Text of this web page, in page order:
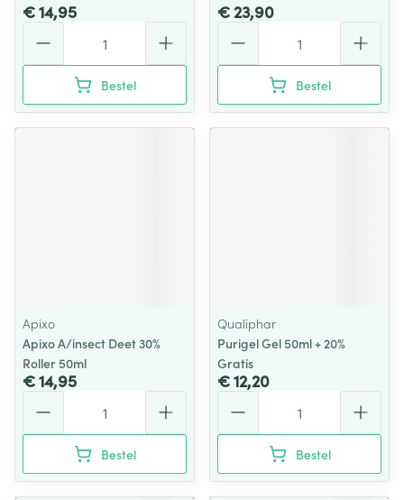
€ 14,95
Bestel
€ 23,90
Bestel
Apixo
Apixo A/insect Deet 30%
Roller 50ml
€ 14,95
Bestel
Qualiphar
Purigel Gel 50ml + 20%
Gratis
€ 12,20
Bestel